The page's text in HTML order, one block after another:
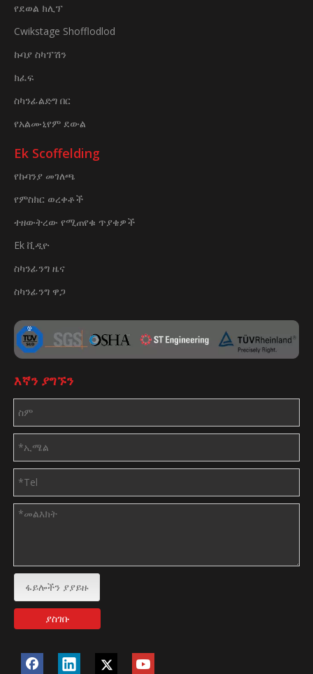
የደወል ክሊፕ
Cwikstage Shofflodlod
ኩባያ ስካፕሽን
ክፈፍ
ስካንፊልድግ በር
የአልሙኒየም ደውል
Ek Scoffelding
የኩባንያ መገለጫ
የምስክር ወረቀቶች
ተዘውትረው የሚጠየቁ ጥያቄዎች
Ek ቪዲዮ
ስካንፊንግ ዜና
ስካንፊንግ ዋጋ
እኛን ያግኙን
ፋይሎችን ያያይዙ
ያስገቡ